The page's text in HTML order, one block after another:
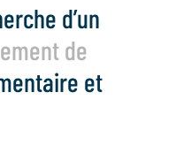
d’un
de
et